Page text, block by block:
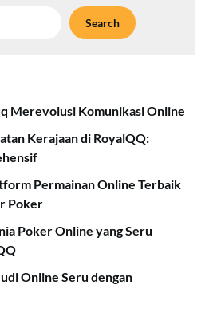
Search
Merevolusi Komunikasi Online
Kerajaan di RoyalQQ:
Permainan Online Terbaik
Poker
Poker Online yang Seru
Online Seru dengan